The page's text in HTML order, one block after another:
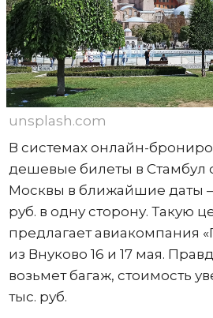
unsplash.com
В системах онлайн-
дешевые билеты в Стамбул
Москвы в ближайшие даты –
руб. в одну сторону. Такую
предлагает авиакомпания
из Внуково 16 и 17 мая.
возьмет багаж, стоимость
тыс. руб.